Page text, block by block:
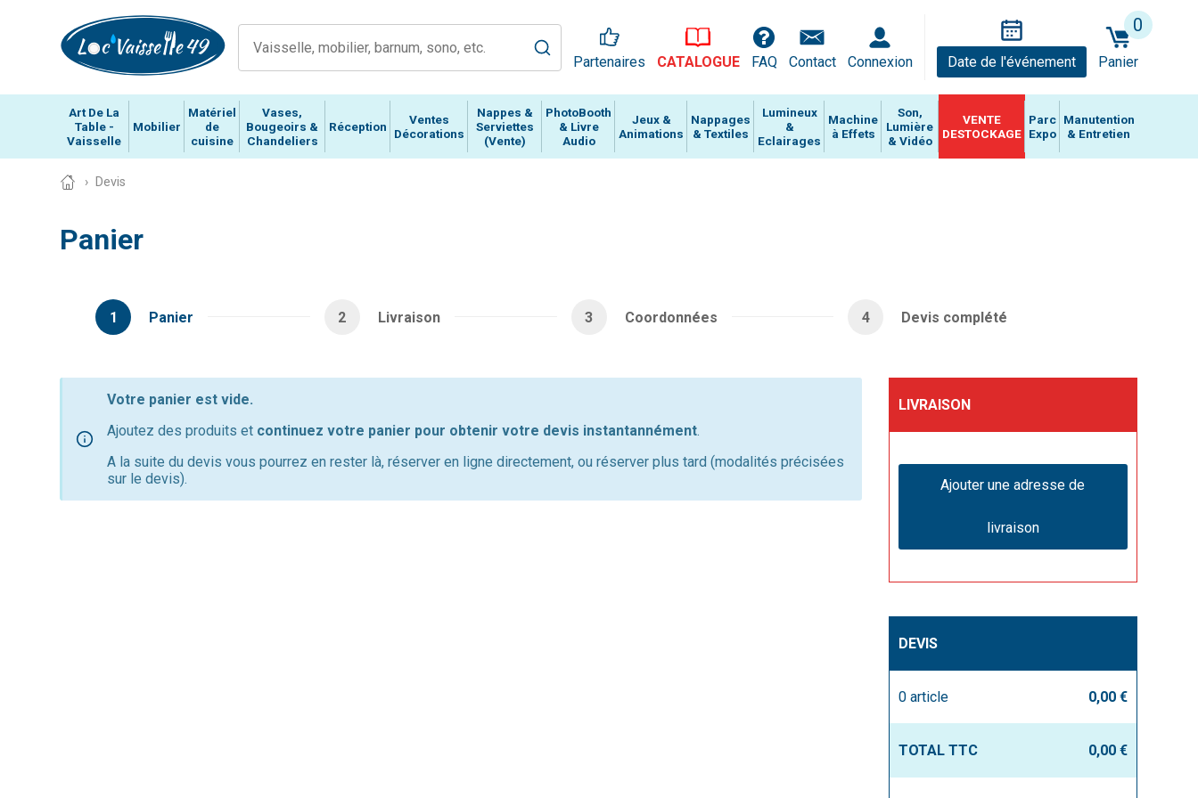
Partenaires CATALOGUE FAQ Contact Connexion Date de l'événement
0
Panier
Art De La
Table -
Vaisselle
Mobilier
Matériel
de
cuisine
Vases,
Bougeoirs &
Chandeliers
Réception
Ventes
Décorations
Nappes &
Serviettes
(Vente)
PhotoBooth
& Livre
Audio
Jeux &
Animations
Nappages
& Textiles
Lumineux
&
Eclairages
Machine
à Effets
Son,
Lumière
& Vidéo
VENTE
DESTOCKAGE
Parc
Expo
Manutention
& Entretien
Devis
Panier
1 Panier 2 Livraison 3 Coordonnées 4 Devis complété
Votre panier est vide.
Ajoutez des produits et continuez votre panier pour obtenir votre devis instantannément.
A la suite du devis vous pourrez en rester là, réserver en ligne directement, ou réserver plus tard (modalités précisées
sur le devis).
LIVRAISON
Ajouter une adresse de
livraison
DEVIS
0article 0,00 €
TOTAL TTC 0,00 €